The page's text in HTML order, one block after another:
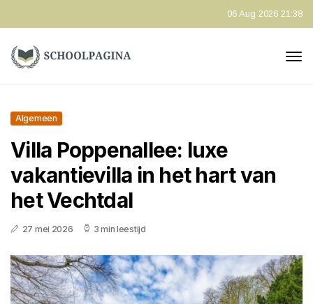
06 Aug 2026 21:38
Algemeen
Villa Poppenallee: luxe
vakantievilla in het hart van
het Vechtdal
27 mei 2026 3 min leestijd